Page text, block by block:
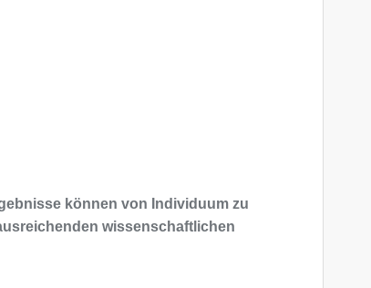
können von Individuum zu
wissenschaftlichen